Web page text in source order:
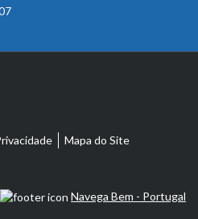
Mapa do Site
Navega Bem - Portugal